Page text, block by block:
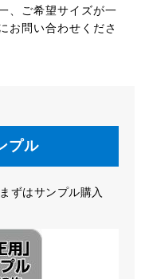
、ご希望サイズが一
お問い合わせくださ
プル
ずはサンプル購入